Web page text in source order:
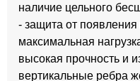
наличие цельного
- защита от появления
максимальная
высокая прочность и
вертикальные ребра